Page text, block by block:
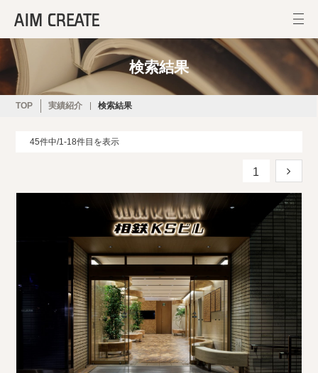
検索結果
TOP 実績紹介 検索結果
45件中/1-18件目を表示
1